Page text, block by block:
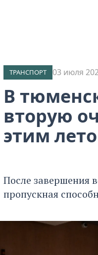
ТРАНСПОРТ 03 июля
В
вторую
этим
После завершения
пропускная